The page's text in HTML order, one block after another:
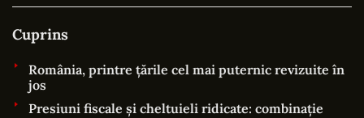
Cuprins
România, printre țările cel mai puternic revizuite în
jos
Presiuni fiscale și cheltuieli ridicate: combinație